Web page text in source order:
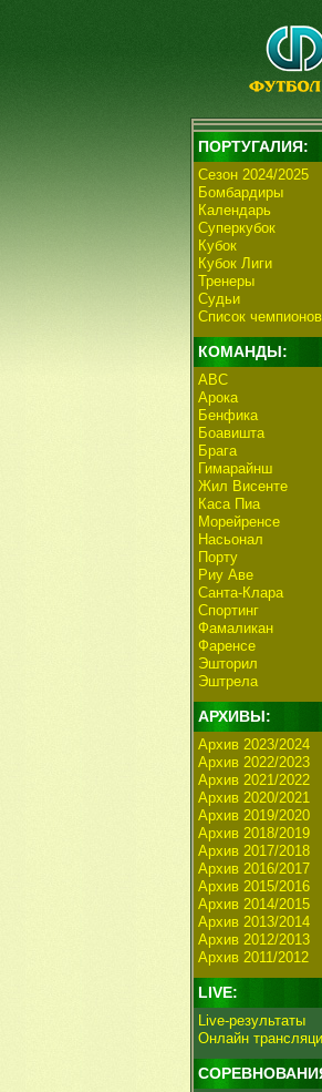
ПОРТУГАЛИЯ:
Сезон 2024/2025
Бомбардиры
Календарь
Суперкубок
Кубок
Кубок Лиги
Тренеры
Судьи
Список чемпионов
КОМАНДЫ:
АВС
Арока
Бенфика
Боавишта
Брага
Гимарайнш
Жил Висенте
Каса Пиа
Морейренсе
Насьонал
Порту
Риу Аве
Санта-Клара
Спортинг
Фамаликан
Фаренсе
Эшторил
Эштрела
АРХИВЫ:
Архив 2023/2024
Архив 2022/2023
Архив 2021/2022
Архив 2020/2021
Архив 2019/2020
Архив 2018/2019
Архив 2017/2018
Архив 2016/2017
Архив 2015/2016
Архив 2014/2015
Архив 2013/2014
Архив 2012/2013
Архив 2011/2012
LIVE:
Live-результаты
Онлайн